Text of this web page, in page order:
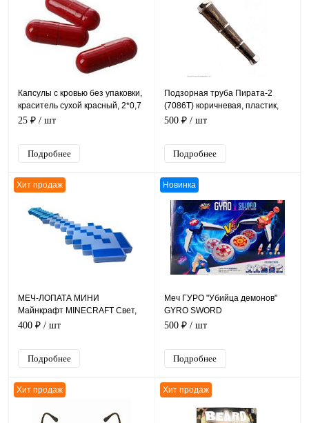
Капсулы с кровью без упаковки,
краситель сухой красный, 2*0,7
см
25 ₽ / шт
Подробнее
Подзорная труба Пирата-2
(7086T) коричневая, пластик,
длина 23 см
500 ₽ / шт
Подробнее
Хит продаж
МЕЧ-ЛОПАТА МИНИ
Майнкрафт MINECRAFT Свет,
Звук 51*13 см, на батарейках
400 ₽ / шт
Подробнее
Новинка
Меч ГУРО "Убийца демонов"
GYRO SWORD
500 ₽ / шт
Подробнее
Хит продаж Хит продаж